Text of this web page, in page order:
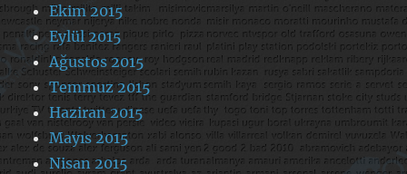
Ekim 2015
Eylül 2015
Ağustos 2015
Temmuz 2015
Haziran 2015
Mayıs 2015
Nisan 2015